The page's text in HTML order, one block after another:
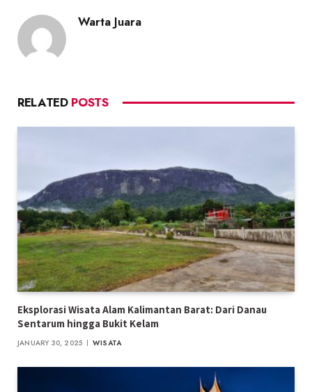
Warta Juara
RELATED POSTS
Eksplorasi Wisata Alam Kalimantan Barat: Dari Danau
Sentarum hingga Bukit Kelam
JANUARY 30, 2025 WISATA